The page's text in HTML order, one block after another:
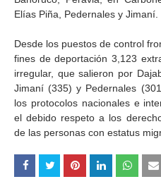
Elías Piña, Pedernales y Jimaní.
Desde los puestos de control
fines de deportación 3,123
irregular, que salieron por
Jimaní (335) y Pedernales
los protocolos nacionales e
el debido respeto a los
de las personas con estatus